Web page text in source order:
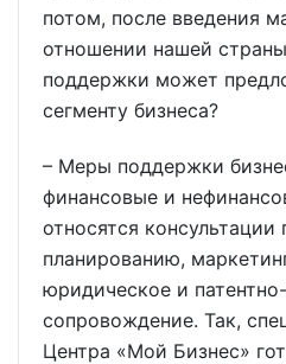
потом, после введения
отношении нашей
поддержки может
сегменту бизнеса?
– Меры поддержки
финансовые и
относятся
планированию,
юридическое и
сопровождение. Так,
Центра «Мой Бизнес»